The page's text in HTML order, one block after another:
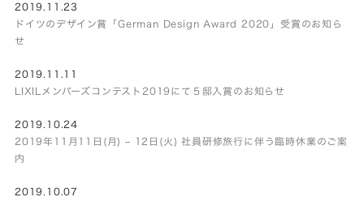
2019.11.23
ドイツのデザイン賞「German Design Award 2020」受賞のお知ら
せ
2019.11.11
LIXILメンバーズコンテスト2019にて５邸入賞のお知らせ
2019.10.24
2019年11月11日(月) – 12日(火) 社員研修旅行に伴う臨時休業のご案
内
2019.10.07